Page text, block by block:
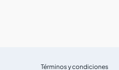
Términos y condiciones